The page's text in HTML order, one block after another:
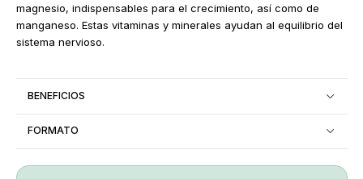
magnesio, indispensables para el crecimiento, así como de
manganeso. Estas vitaminas y minerales ayudan al equilibrio del
sistema nervioso.
BENEFICIOS
FORMATO